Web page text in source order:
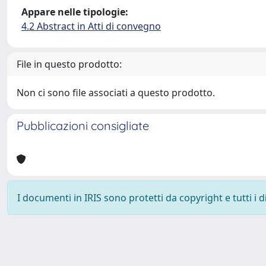
Appare nelle tipologie:
4.2 Abstract in Atti di convegno
File in questo prodotto:
Non ci sono file associati a questo prodotto.
Pubblicazioni consigliate
I documenti in IRIS sono protetti da copyright e tutti i